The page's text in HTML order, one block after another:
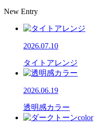
New Entry
2026.07.10
タイトアレンジ
2026.06.19
透明感カラー